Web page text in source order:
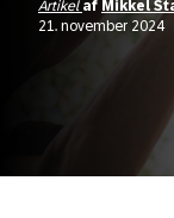
Artikel af Mikkel
21. november 2024